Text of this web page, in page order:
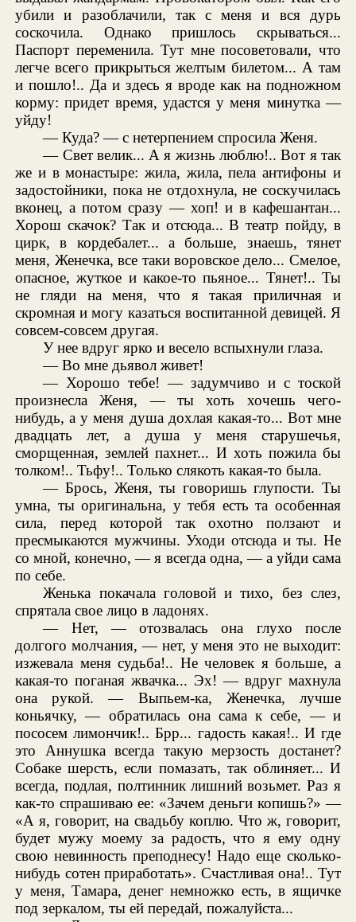
убили и разоблачили, так с меня и вся дурь
соскочила. Однако пришлось скрываться...
Паспорт переменила. Тут мне посоветовали, что
легче всего прикрыться желтым билетом... А там
и пошло!.. Да и здесь я вроде как на подножном
корму: придет время, удастся у меня минутка —
уйду!
— Куда? — с нетерпением спросила Женя.
— Свет велик... А я жизнь люблю!.. Вот я так
же и в монастыре: жила, жила, пела антифоны и
задостойники, пока не отдохнула, не соскучилась
вконец, а потом сразу — хоп! и в кафешантан...
Хорош скачок? Так и отсюда... В театр пойду, в
цирк, в кордебалет... а больше, знаешь, тянет
меня, Женечка, все таки воровское дело... Смелое,
опасное, жуткое и какое-то пьяное... Тянет!.. Ты
не гляди на меня, что я такая приличная и
скромная и могу казаться воспитанной девицей. Я
совсем-совсем другая.
У нее вдруг ярко и весело вспыхнули глаза.
— Во мне дьявол живет!
— Хорошо тебе! — задумчиво и с тоской
произнесла Женя, — ты хоть хочешь чего-
нибудь, а у меня душа дохлая какая-то... Вот мне
двадцать лет, а душа у меня старушечья,
сморщенная, землей пахнет... И хоть пожила бы
толком!.. Тьфу!.. Только слякоть какая-то была.
— Брось, Женя, ты говоришь глупости. Ты
умна, ты оригинальна, у тебя есть та особенная
сила, перед которой так охотно ползают и
пресмыкаются мужчины. Уходи отсюда и ты. Не
со мной, конечно, — я всегда одна, — а уйди сама
по себе.
Женька покачала головой и тихо, без слез,
спрятала свое лицо в ладонях.
— Нет, — отозвалась она глухо после
долгого молчания, — нет, у меня это не выходит:
изжевала меня судьба!.. Не человек я больше, а
какая-то поганая жвачка... Эх! — вдруг махнула
она рукой. — Выпьем-ка, Женечка, лучше
коньячку, — обратилась она сама к себе, — и
пососем лимончик!.. Брр... гадость какая!.. И где
это Аннушка всегда такую мерзость достанет?
Собаке шерсть, если помазать, так облиняет... И
всегда, подлая, полтинник лишний возьмет. Раз я
как-то спрашиваю ее: «Зачем деньги копишь?» —
«А я, говорит, на свадьбу коплю. Что ж, говорит,
будет мужу моему за радость, что я ему одну
свою невинность преподнесу! Надо еще сколько-
нибудь сотен приработать». Счастливая она!.. Тут
у меня, Тамара, денег немножко есть, в ящичке
под зеркалом, ты ей передай, пожалуйста...